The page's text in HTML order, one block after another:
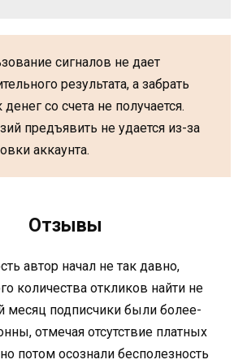
сигналов не дает
результата, а забрать
денег со счета не получается.
предъявить не удается из-за
аккаунта.
Отзывы
автор начал не так давно,
количества откликов найти не
месяц подписчики были более-
отмечая отсутствие платных
потом осознали бесполезность